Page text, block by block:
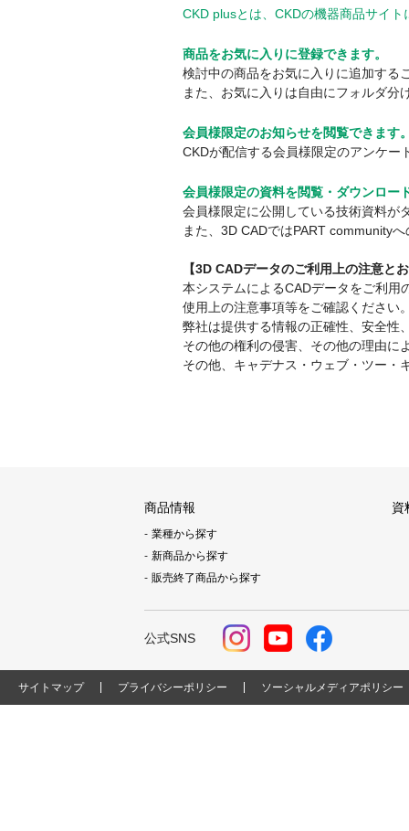
CKD plusとは、CKDの機器商品サイ
商品をお気に入りに登録できます。
検討中の商品をお気に入りに追加する
また、お気に入りは自由にフォルダ
会員様限定のお知らせを閲覧できます
CKDが配信する会員様限定のアンケー
会員様限定の資料を閲覧・ダウンロー
会員様限定に公開している技術資料が
また、3D CADではPART community
【3D CADデータのご利用上の注意と
本システムによるCADデータをご利用
使用上の注意事項等をご確認ください
弊社は提供する情報の正確性、安全性
その他の権利の侵害、その他の理由に
その他、キャデナス・ウェブ・ツー・
商品情報
業種から探す
新商品から探す
販売終了商品から探す
資
公式SNS
サイトマップ プライバシーポリシー ソーシャルメディアポリシー